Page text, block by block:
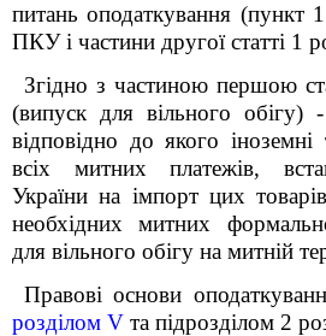
питань оподаткування (пункт
ПКУ і частини другої статті 1
Згідно з частиною першою
(випуск для вільного
відповідно до якого іноземні
всіх митних платежів,
України на імпорт цих
необхідних митних
для вільного обігу на митній
Правові основи
розділом V та підрозділом 2